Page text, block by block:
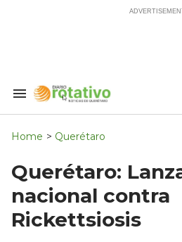
Search
Navigation
Home > Querétaro
Querétaro:
nacional contra
Rickettsiosis